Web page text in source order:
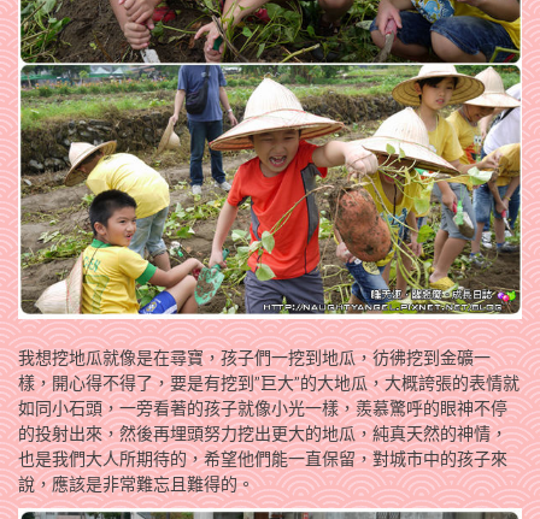
我想挖地瓜就像是在尋寶，孩子們一挖到地瓜，彷彿挖到金礦一
樣，開心得不得了，要是有挖到”巨大”的大地瓜，大概誇張的表情就
如同小石頭，一旁看著的孩子就像小光一樣，羨慕驚呼的眼神不停
的投射出來，然後再埋頭努力挖出更大的地瓜，純真天然的神情，
也是我們大人所期待的，希望他們能一直保留，對城市中的孩子來
說，應該是非常難忘且難得的。